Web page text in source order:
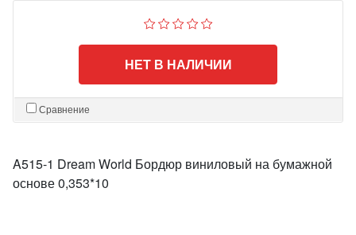
НЕТ В НАЛИЧИИ
Сравнение
A515-1 Dream World Бордюр виниловый на бумажной
основе 0,353*10